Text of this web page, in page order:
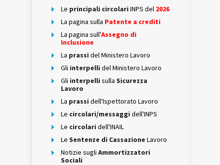
Le principali circolari INPS del 2026
La pagina sulla Patente a crediti
La pagina sull'Assegno di
Inclusione
La prassi del Ministero Lavoro
Gli interpelli del Ministero Lavoro
Gli interpelli sulla Sicurezza
Lavoro
La prassi dell'Ispettorato Lavoro
Le circolari/messaggi dell'INPS
Le circolari dell'INAIL
Le Sentenze di Cassazione Lavoro
Notizie sugli Ammortizzatori
Sociali